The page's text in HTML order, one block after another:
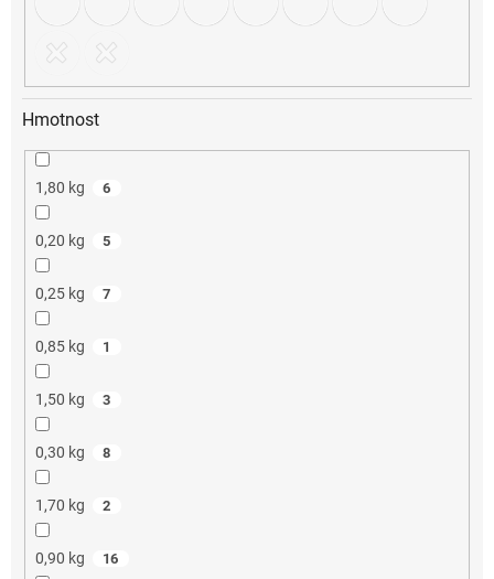
Hmotnost
1,80 kg 6
0,20 kg 5
0,25 kg 7
0,85 kg 1
1,50 kg 3
0,30 kg 8
1,70 kg 2
0,90 kg 16